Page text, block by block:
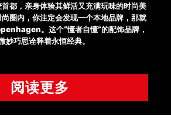
都，亲身体验其鲜活又充满玩味的时尚美
圈内，你注定会发现一个本地品牌，那就
。这个“懂者自懂”的配饰品牌，
妙巧思诠释着永恒经典。
阅读更多